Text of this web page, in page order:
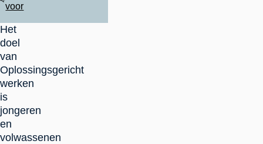
voor
Het
doel
van
Oplossingsgericht
werken
is
jongeren
en
volwassenen